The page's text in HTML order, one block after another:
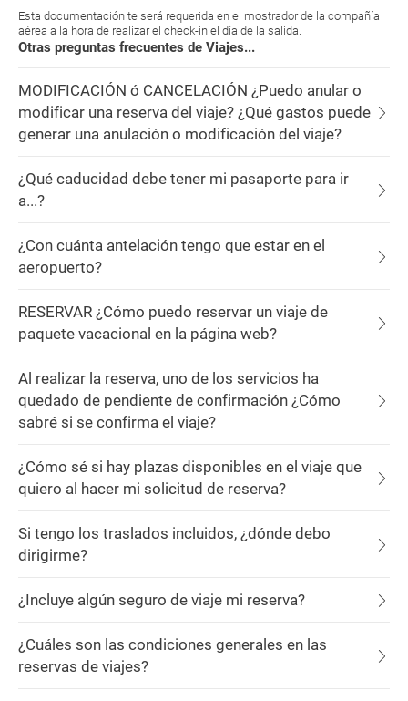
Esta documentación te será requerida en el mostrador de la compañía
aérea a la hora de realizar el check-in el día de la salida.
Otras preguntas frecuentes de Viajes...
MODIFICACIÓN ó CANCELACIÓN ¿Puedo anular o
modificar una reserva del viaje? ¿Qué gastos puede
generar una anulación o modificación del viaje?
¿Qué caducidad debe tener mi pasaporte para ir
a...?
¿Con cuánta antelación tengo que estar en el
aeropuerto?
RESERVAR ¿Cómo puedo reservar un viaje de
paquete vacacional en la página web?
Al realizar la reserva, uno de los servicios ha
quedado de pendiente de confirmación ¿Cómo
sabré si se confirma el viaje?
¿Cómo sé si hay plazas disponibles en el viaje que
quiero al hacer mi solicitud de reserva?
Si tengo los traslados incluidos, ¿dónde debo
dirigirme?
¿Incluye algún seguro de viaje mi reserva?
¿Cuáles son las condiciones generales en las
reservas de viajes?